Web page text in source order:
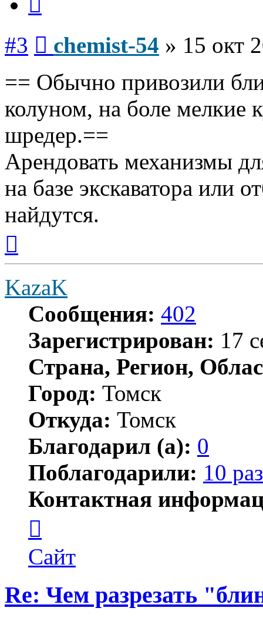
#3 chemist-54 » 15 окт
== Обычно привозили
колуном, на боле мелкие
шредер.==
Арендовать механизмы
на базе экскаватора или
найдутся.
началу
KazaK
Сообщения: 402
Зарегистрирован: 17
Страна, Регион,
Город: Томск
Откуда: Томск
Благодарил (а): 0
Поблагодарили: 10 раз
Контактная
пользователя
KazaK
Сайт
Re: Чем разрезать